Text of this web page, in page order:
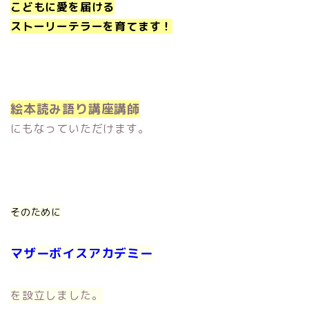
こどもに愛を届ける
ストーリーテラーを育てます！
絵本読み語り講座講師
にもなっていただけます。
そのために
マザーボイスアカデミー
を設立しました。